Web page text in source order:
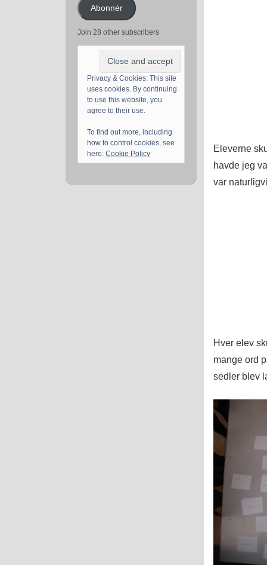
adresseAbonnér
Join 28 other subscribers
Privacy & Cookies: This site
uses cookies. By continuing
to use this website, you
agree to their use.
To find out more, including
how to control cookies, see
here: Cookie Policy
Eleverne
havde jeg
var
Hver elev
mange ord
sedler blev